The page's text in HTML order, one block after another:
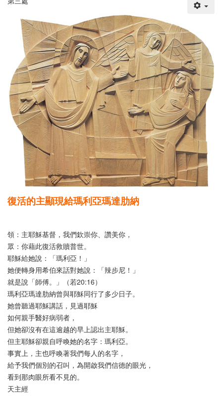
復活的主顯現給瑪利亞瑪達肋納
領：主耶穌基督，我們欽崇你、讚美你，
眾：你藉此復活救贖普世。
耶穌給她說：「瑪利亞！」
她便轉身用希伯來話對她說：「辣步尼！」
就是說「師傅。」（若20:16）
瑪利亞瑪達肋納曾與耶穌同行了多少日子。
她曾聽過耶穌講話，見過耶穌
如何親手醫好病弱者，
但她卻沒有在這逾越的早上認出主耶穌。
但主耶穌卻親自呼喚她的名字：瑪利亞。
事實上，主也呼喚著我們每人的名字，
給予我們個別的召叫，為開啟我們信德的眼光，
看到那肉眼所看不見的。
天主經